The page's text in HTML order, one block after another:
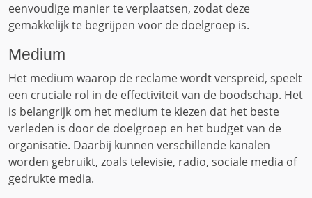
eenvoudige manier te verplaatsen, zodat deze
gemakkelijk te begrijpen voor de doelgroep is.
Medium
Het medium waarop de reclame wordt verspreid, speelt
een cruciale rol in de effectiviteit van de boodschap. Het
is belangrijk om het medium te kiezen dat het beste
verleden is door de doelgroep en het budget van de
organisatie. Daarbij kunnen verschillende kanalen
worden gebruikt, zoals televisie, radio, sociale media of
gedrukte media.